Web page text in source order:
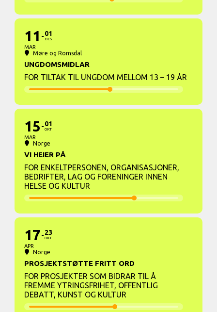
11
MAR
01
DES
Møre og Romsdal
UNGDOMSMIDLAR
FOR TILTAK TIL UNGDOM MELLOM 13 – 19 ÅR
15
MAR
01
OKT
Norge
VI HEIER PÅ
FOR ENKELTPERSONEN, ORGANISASJONER,
BEDRIFTER, LAG OG FORENINGER INNEN
HELSE OG KULTUR
17
APR
23
OKT
Norge
PROSJEKTSTØTTE FRITT ORD
FOR PROSJEKTER SOM BIDRAR TIL Å
FREMME YTRINGSFRIHET, OFFENTLIG
DEBATT, KUNST OG KULTUR